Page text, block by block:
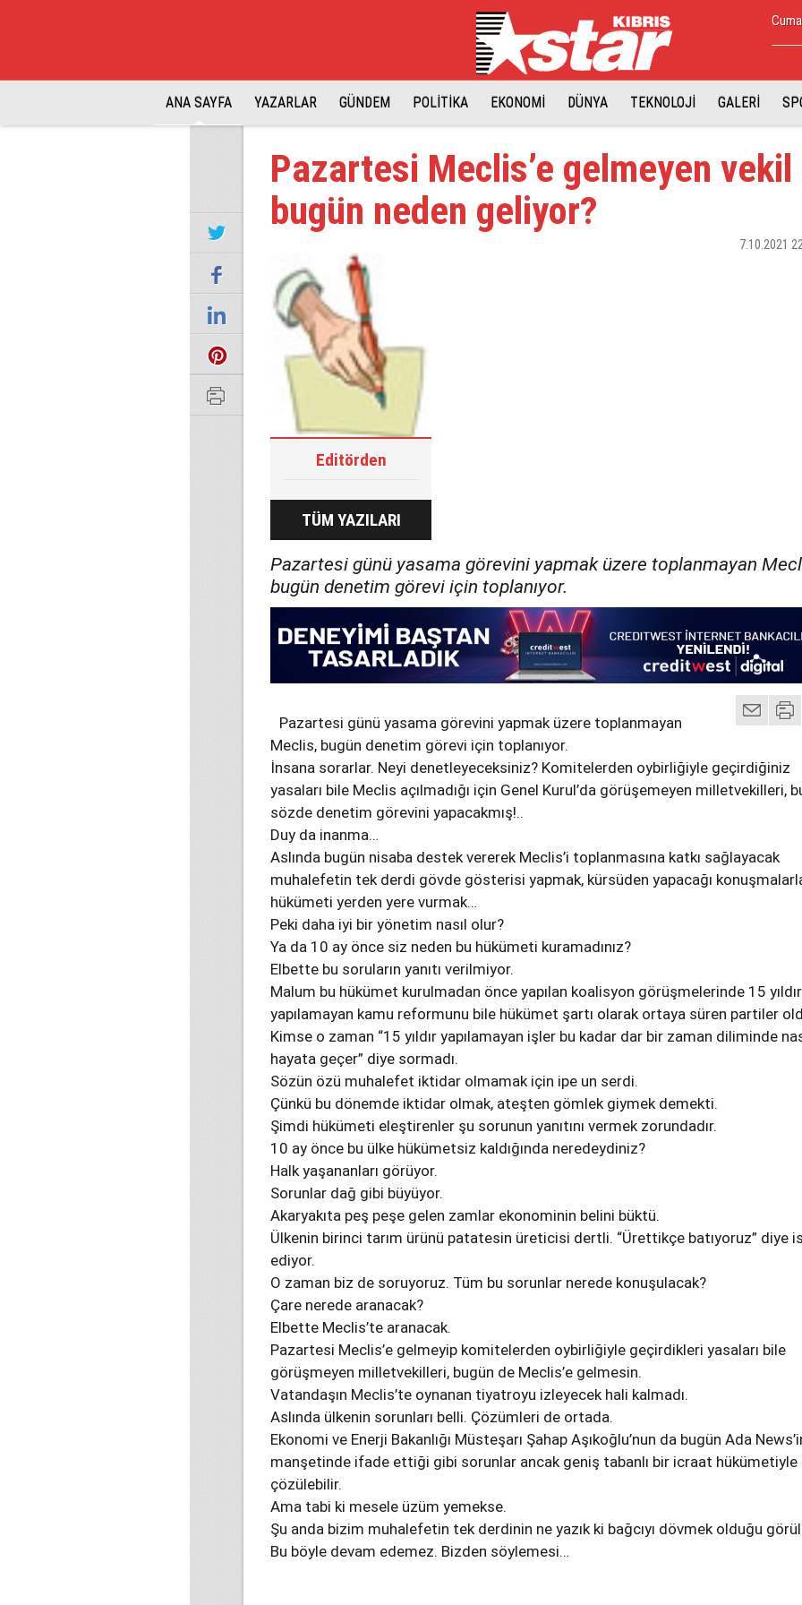
ANA SAYFA YAZARLAR GÜNDEM POLİTİKA EKONOMİ DÜNYA TEKNOLOJİ GALERİ
Pazartesi Meclis’e gelmeyen vekil
bugün neden geliyor?
7.10.2021
Editörden
TÜM YAZILARI
Pazartesi günü yasama görevini yapmak üzere toplanmayan
bugün denetim görevi için toplanıyor.
Pazartesi günü yasama görevini yapmak üzere toplanmayan
Meclis, bugün denetim görevi için toplanıyor.
İnsana sorarlar. Neyi denetleyeceksiniz? Komitelerden oybirliğiyle geçirdiğiniz
yasaları bile Meclis açılmadığı için Genel Kurul’da görüşemeyen milletvekilleri,
sözde denetim görevini yapacakmış!..
Duy da inanma…
Aslında bugün nisaba destek vererek Meclis’i toplanmasına katkı sağlayacak
muhalefetin tek derdi gövde gösterisi yapmak, kürsüden yapacağı
hükümeti yerden yere vurmak…
Peki daha iyi bir yönetim nasıl olur?
Ya da 10 ay önce siz neden bu hükümeti kuramadınız?
Elbette bu soruların yanıtı verilmiyor.
Malum bu hükümet kurulmadan önce yapılan koalisyon görüşmelerinde 15 yıldır
yapılamayan kamu reformunu bile hükümet şartı olarak ortaya süren partiler
Kimse o zaman “15 yıldır yapılamayan işler bu kadar dar bir zaman diliminde
hayata geçer” diye sormadı.
Sözün özü muhalefet iktidar olmamak için ipe un serdi.
Çünkü bu dönemde iktidar olmak, ateşten gömlek giymek demekti.
Şimdi hükümeti eleştirenler şu sorunun yanıtını vermek zorundadır.
10 ay önce bu ülke hükümetsiz kaldığında neredeydiniz?
Halk yaşananları görüyor.
Sorunlar dağ gibi büyüyor.
Akaryakıta peş peşe gelen zamlar ekonominin belini büktü.
Ülkenin birinci tarım ürünü patatesin üreticisi dertli. “Ürettikçe batıyoruz” diye
ediyor.
O zaman biz de soruyoruz. Tüm bu sorunlar nerede konuşulacak?
Çare nerede aranacak?
Elbette Meclis’te aranacak.
Pazartesi Meclis’e gelmeyip komitelerden oybirliğiyle geçirdikleri yasaları bile
görüşmeyen milletvekilleri, bugün de Meclis’e gelmesin.
Vatandaşın Meclis’te oynanan tiyatroyu izleyecek hali kalmadı.
Aslında ülkenin sorunları belli. Çözümleri de ortada.
Ekonomi ve Enerji Bakanlığı Müsteşarı Şahap Aşıkoğlu’nun da bugün Ada
manşetinde ifade ettiği gibi sorunlar ancak geniş tabanlı bir icraat hükümetiyle
çözülebilir.
Ama tabi ki mesele üzüm yemekse.
Şu anda bizim muhalefetin tek derdinin ne yazık ki bağcıyı dövmek olduğu
Bu böyle devam edemez. Bizden söylemesi…